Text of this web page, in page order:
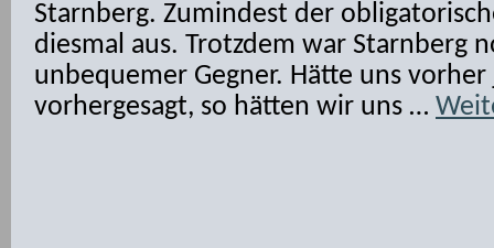
Starnberg. Zumindest der
diesmal aus. Trotzdem war Starnberg
unbequemer Gegner. Hätte uns
vorhergesagt, so hätten wir uns …